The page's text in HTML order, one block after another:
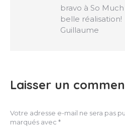
bravo à So
belle réalisation!
Guillaume
Laisser un
Votre adresse e-mail ne sera pas
marqués avec *